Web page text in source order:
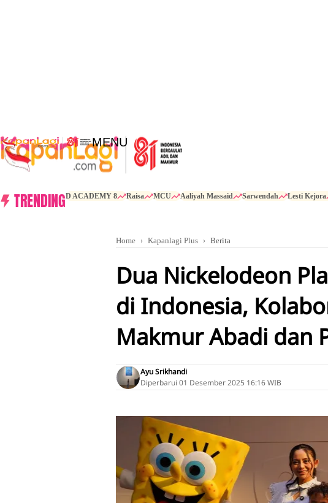
MENU
TRENDINGD ACADEMY 8 Raisa MCU Aaliyah Massaid Sarwendah Lesti Kejora
Home Kapanlagi Plus Berita
Dua Nickelodeon
di Indonesia,
Makmur Abadi dan
Ayu Srikhandi
Diperbarui 01 Desember 2025 16:16 WIB